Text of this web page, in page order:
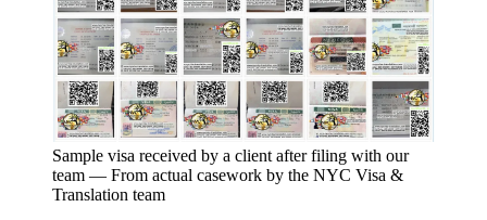
Sample visa received by a client after filing with our
team — From actual casework by the NYC Visa &
Translation team